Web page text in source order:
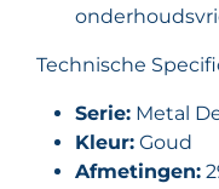
Technische
Serie: Metal
Kleur: Goud
Afmetingen: